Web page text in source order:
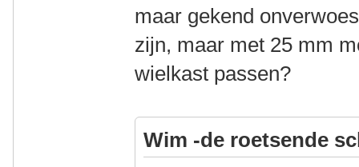
maar gekend
zijn, maar met 25 mm
wielkast passen?
Wim -de roetsende